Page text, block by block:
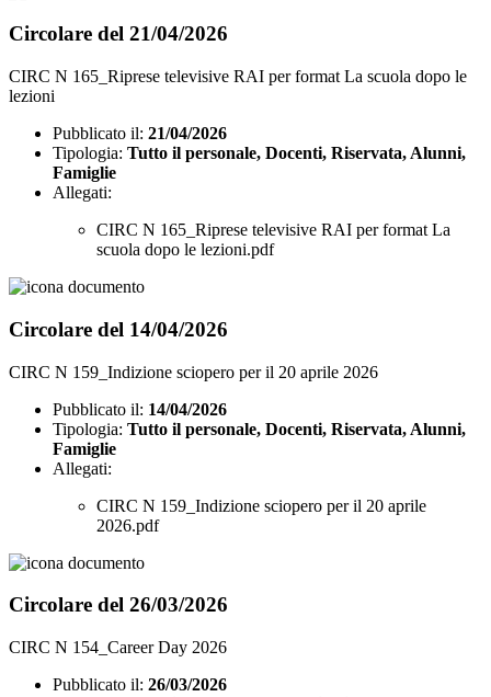
Circolare del 21/04/2026
CIRC N 165_Riprese televisive RAI per format La scuola dopo le
lezioni
Pubblicato il: 21/04/2026
Tipologia: Tutto il personale, Docenti, Riservata, Alunni,
Famiglie
Allegati:
CIRC N 165_Riprese televisive RAI per format La
scuola dopo le lezioni.pdf
Circolare del 14/04/2026
CIRC N 159_Indizione sciopero per il 20 aprile 2026
Pubblicato il: 14/04/2026
Tipologia: Tutto il personale, Docenti, Riservata, Alunni,
Famiglie
Allegati:
CIRC N 159_Indizione sciopero per il 20 aprile
2026.pdf
Circolare del 26/03/2026
CIRC N 154_Career Day 2026
Pubblicato il: 26/03/2026